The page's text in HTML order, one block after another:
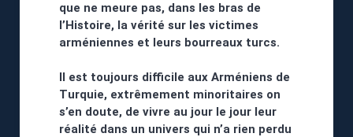
que ne meure pas, dans les bras de
l’Histoire, la vérité sur les victimes
arméniennes et leurs bourreaux turcs.
Il est toujours difficile aux Arméniens de
Turquie, extrêmement minoritaires on
s’en doute, de vivre au jour le jour leur
réalité dans un univers qui n’a rien perdu